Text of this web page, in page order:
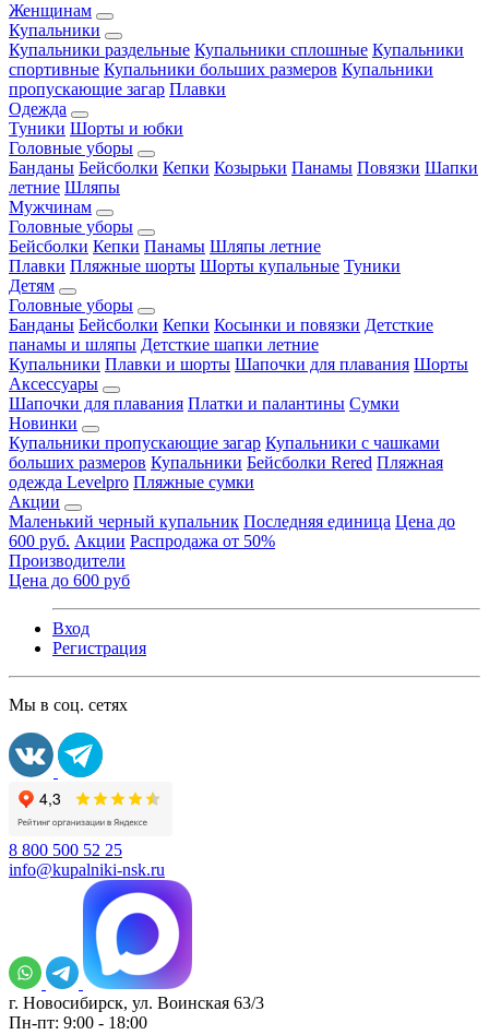
Женщинам
Купальники
Купальники раздельные Купальники сплошные Купальники
спортивные Купальники больших размеров Купальники
пропускающие загар Плавки
Одежда
Туники Шорты и юбки
Головные уборы
Банданы Бейсболки Кепки Козырьки Панамы Повязки Шапки
летние Шляпы
Мужчинам
Головные уборы
Бейсболки Кепки Панамы Шляпы летние
Плавки Пляжные шорты Шорты купальные Туники
Детям
Головные уборы
Банданы Бейсболки Кепки Косынки и повязки Детсткие
панамы и шляпы Детсткие шапки летние
Купальники Плавки и шорты Шапочки для плавания Шорты
Аксессуары
Шапочки для плавания Платки и палантины Сумки
Новинки
Купальники пропускающие загар Купальники с чашками
больших размеров Купальники Бейсболки Rered Пляжная
одежда Levelpro Пляжные сумки
Акции
Маленький черный купальник Последняя единица Цена до
600 руб. Акции Распродажа от 50%
Производители
Цена до 600 руб
Вход
Регистрация
Мы в соц. сетях
8 800 500 52 25
info@kupalniki-nsk.ru
г. Новосибирск, ул. Воинская 63/3
Пн-пт: 9:00 - 18:00